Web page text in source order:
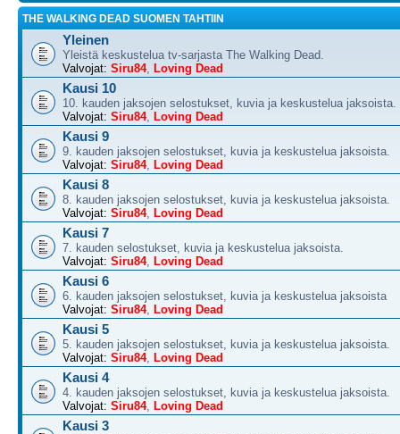
THE WALKING DEAD SUOMEN TAHTIIN
Yleinen
Yleistä keskustelua tv-sarjasta The Walking Dead.
Valvojat: Siru84, Loving Dead
Kausi 10
10. kauden jaksojen selostukset, kuvia ja keskustelua jaksoista.
Valvojat: Siru84, Loving Dead
Kausi 9
9. kauden jaksojen selostukset, kuvia ja keskustelua jaksoista.
Valvojat: Siru84, Loving Dead
Kausi 8
8. kauden jaksojen selostukset, kuvia ja keskustelua jaksoista.
Valvojat: Siru84, Loving Dead
Kausi 7
7. kauden selostukset, kuvia ja keskustelua jaksoista.
Valvojat: Siru84, Loving Dead
Kausi 6
6. kauden jaksojen selostukset, kuvia ja keskustelua jaksoista
Valvojat: Siru84, Loving Dead
Kausi 5
5. kauden jaksojen selostukset, kuvia ja keskustelua jaksoista.
Valvojat: Siru84, Loving Dead
Kausi 4
4. kauden jaksojen selostukset, kuvia ja keskustelua jaksoista.
Valvojat: Siru84, Loving Dead
Kausi 3